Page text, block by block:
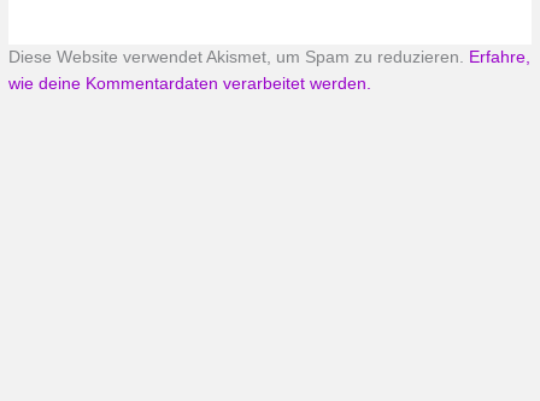
Diese Website verwendet Akismet, um Spam zu reduzieren.
Erfahre,
wie deine Kommentardaten verarbeitet werden.